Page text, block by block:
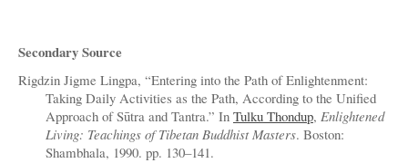
Secondary Source
Rigdzin Jigme Lingpa, “Entering into the Path of Enlightenment:
Taking Daily Activities as the Path, According to the Unified
Approach of Sūtra and Tantra.” In Tulku Thondup, Enlightened
Living: Teachings of Tibetan Buddhist Masters. Boston:
Shambhala, 1990. pp. 130–141.